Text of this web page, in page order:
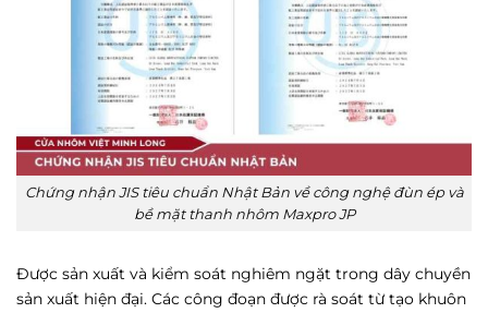
Chứng nhận JIS tiêu chuẩn Nhật Bản về công nghệ đùn ép và
bề mặt thanh nhôm Maxpro JP
Được sản xuất và kiểm soát nghiêm ngặt trong dây chuyền
sản xuất hiện đại. Các công đoạn được rà soát từ tạo khuôn